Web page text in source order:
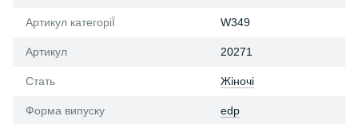
Артикул категоріЇ W349
Артикул 20271
Стать Жіночі
Форма випуску edp